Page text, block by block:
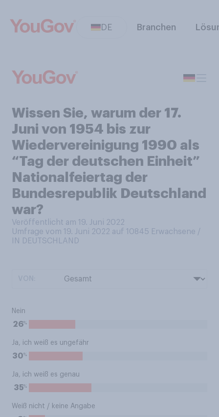
DE Branchen
Wissen Sie, warum der 17.
Juni von 1954 bis zur
Wiedervereinigung 1990 als
“Tag der deutschen Einheit”
Nationalfeiertag der
Bundesrepublik Deutschland
war?
Veröffentlicht am 19. Juni 2022
Umfrage vom 19. Juni 2022 auf 10845 Erwachsene /
IN DEUTSCHLAND
Nein
26%
Ja, ich weiß es ungefähr
30%
Ja, ich weiß es genau
35%
Weiß nicht / keine Angabe